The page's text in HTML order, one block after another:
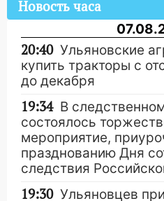
Новость часа
20:40 Ульяновские
купить тракторы с
до декабря
19:34 В
состоялось
мероприятие,
празднованию Дня
следствия
19:30 Ульяновцев